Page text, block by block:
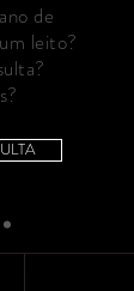
de
leito?